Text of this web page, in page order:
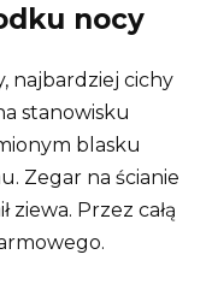
nocy
najbardziej cichy
stanowisku
blasku
Zegar na ścianie
ziewa. Przez całą